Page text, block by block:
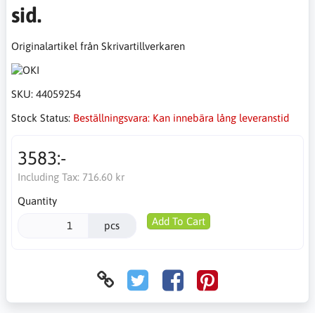
sid.
Originalartikel från Skrivartillverkaren
SKU: 44059254
Stock Status: Beställningsvara: Kan innebära lång leveranstid
3583:-
Including Tax: 716.60 kr
Quantity
pcs Add To Cart